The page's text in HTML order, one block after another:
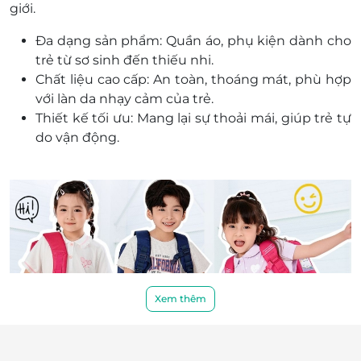
Lý Thái Tổ, Phường Suối Hoa, Bắc Ninh
Quảng Ninh
Gian L3-08, Tầng 3, Vincom Plaza Hạ Long, Khu cột
đồng hồ, P. Bạch Đằng, Hạ Long, Quảng Ninh
Bình Dương
Lạng Sơn
Gian L2-K1-K2, Tầng 2,Vincom Plaza Lạng Sơn, Hùng
Vương, Phường Chi Lăng, Lạng Sơn
Hà Nam
Gian L2-02A, Tầng 2, Vincom Plaza Phủ Lý, Số 60
Biên Hòa, P. Minh Khai, Phủ Lý, Hà Nam
giới.
Đa dạng sản phẩm: Quần áo, phụ kiện dành cho
trẻ từ sơ sinh đến thiếu nhi.
Chất liệu cao cấp: An toàn, thoáng mát, phù hợp
với làn da nhạy cảm của trẻ.
Thiết kế tối ưu: Mang lại sự thoải mái, giúp trẻ tự
do vận động.
Xem thêm